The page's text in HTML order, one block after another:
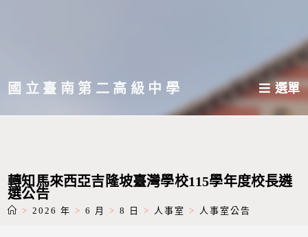
主國立臺南第二高級中學 選單
轉知馬來西亞吉隆坡臺灣學校115學年度校長遴
選公告
> 2026 年 > 6 月 > 8 日 > 人事室 > 人事室公告